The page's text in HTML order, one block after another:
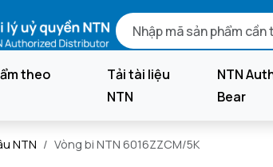
theo
Tải tài liệu
NTN
NTN
Bear
NTN Vòng bi NTN 6016ZZCM/5K